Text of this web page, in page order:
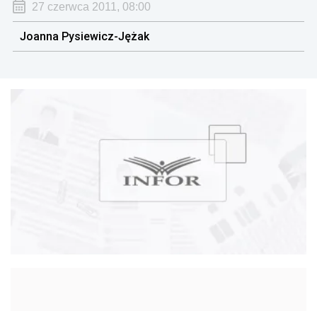
27 czerwca 2011, 08:00
Joanna Pysiewicz-Jężak